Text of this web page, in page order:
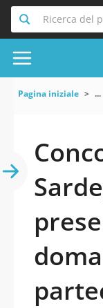
Ricerca del
Pagina iniziale ...